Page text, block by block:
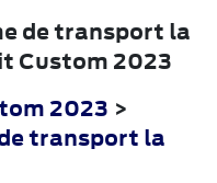
de transport la
Custom 2023
2023 >
transport la